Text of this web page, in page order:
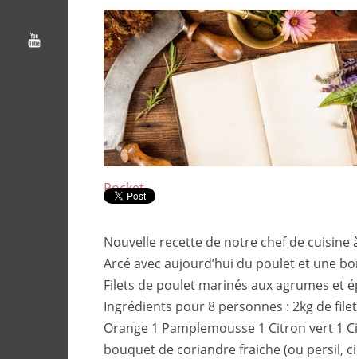
Pocket
Nouvelle recette de notre chef de cuisine
Arcé avec aujourd’hui du poulet et une
Filets de poulet marinés aux agrumes et
Ingrédients pour 8 personnes : 2kg de
Orange 1 Pamplemousse 1 Citron vert 1
bouquet de coriandre fraiche (ou persil,